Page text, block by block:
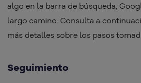
algo en la barra de búsqueda,
largo camino. Consulta a
más detalles sobre los pasos
Seguimiento